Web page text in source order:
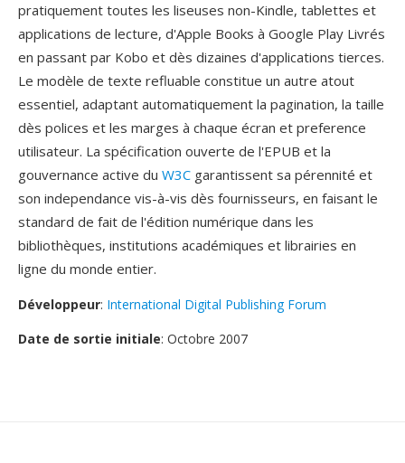
pratiquement toutes les liseuses non-Kindle, tablettes et
applications de lecture, d'Apple Books à Google Play Livrés
en passant par Kobo et dès dizaines d'applications tierces.
Le modèle de texte refluable constitue un autre atout
essentiel, adaptant automatiquement la pagination, la taille
dès polices et les marges à chaque écran et preference
utilisateur. La spécification ouverte de l'EPUB et la
gouvernance active du W3C garantissent sa pérennité et
son independance vis-à-vis dès fournisseurs, en faisant le
standard de fait de l'édition numérique dans les
bibliothèques, institutions académiques et librairies en
ligne du monde entier.
Développeur: International Digital Publishing Forum
Date de sortie initiale: Octobre 2007